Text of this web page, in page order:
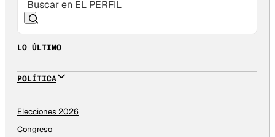
LO ÚLTIMO
POLÍTICA
Elecciones 2026
Congreso